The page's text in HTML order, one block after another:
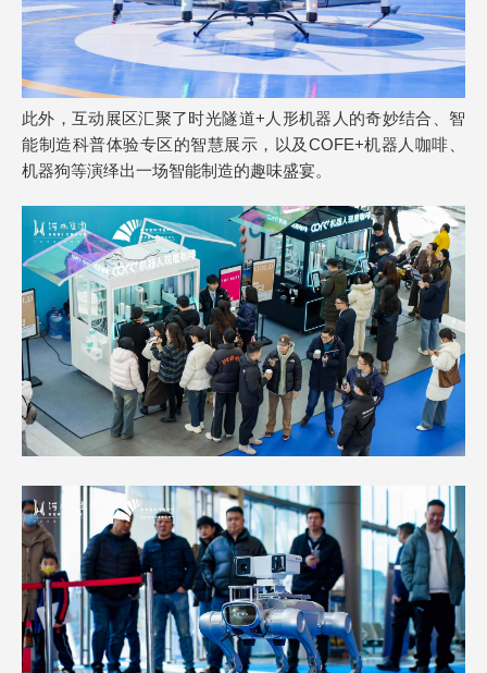
此外，互动展区汇聚了时光隧道+人形机器人的奇妙结合、智
能制造科普体验专区的智慧展示，以及COFE+机器人咖啡、
机器狗等演绎出一场智能制造的趣味盛宴。